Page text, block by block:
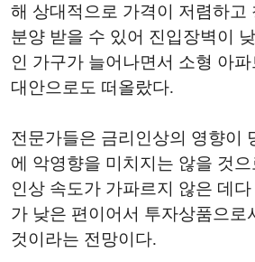
해 상대적으로 가격이 저렴하고
분양 받을 수 있어 진입장벽이
인 가구가 늘어나면서 소형 아
대안으로도 떠올랐다.
전문가들은 금리인상의 영향이
에 악영향을 미치지는 않을 것으
인상 속도가 가파르지 않은 데다
가 낮은 편이어서 투자상품으로
것이라는 전망이다.